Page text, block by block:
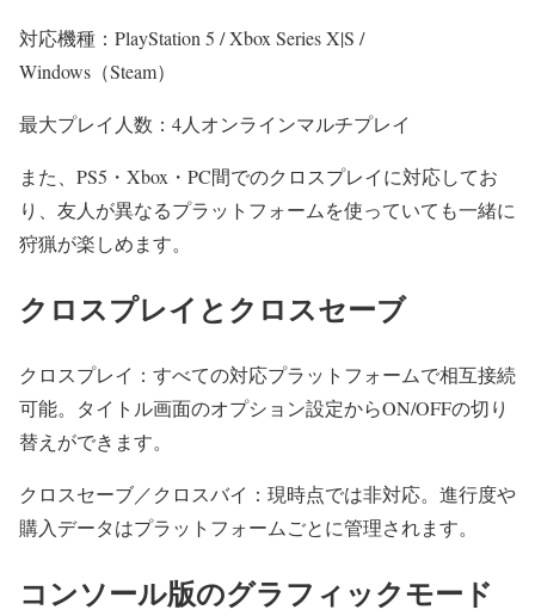
対応機種：PlayStation 5 / Xbox Series X|S /
Windows（Steam）
最大プレイ人数：4人オンラインマルチプレイ
また、PS5・Xbox・PC間でのクロスプレイに対応してお
り、友人が異なるプラットフォームを使っていても一緒に
狩猟が楽しめます。
クロスプレイとクロスセーブ
クロスプレイ：すべての対応プラットフォームで相互接続
可能。タイトル画面のオプション設定からON/OFFの切り
替えができます。
クロスセーブ／クロスバイ：現時点では非対応。進行度や
購入データはプラットフォームごとに管理されます。
コンソール版のグラフィックモード